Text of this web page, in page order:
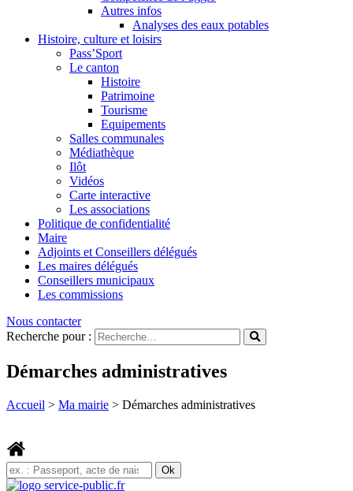
Autres infos
Analyses des eaux potables
Histoire, culture et loisirs
Pass’Sport
Le canton
Histoire
Patrimoine
Tourisme
Equipements
Salles communales
Médiathèque
Ilôt
Vidéos
Carte interactive
Les associations
Politique de confidentialité
Maire
Adjoints et Conseillers délégués
Les maires délégués
Conseillers municipaux
Les commissions
Nous contacter
Recherche pour :
Démarches administratives
Accueil > Ma mairie > Démarches administratives